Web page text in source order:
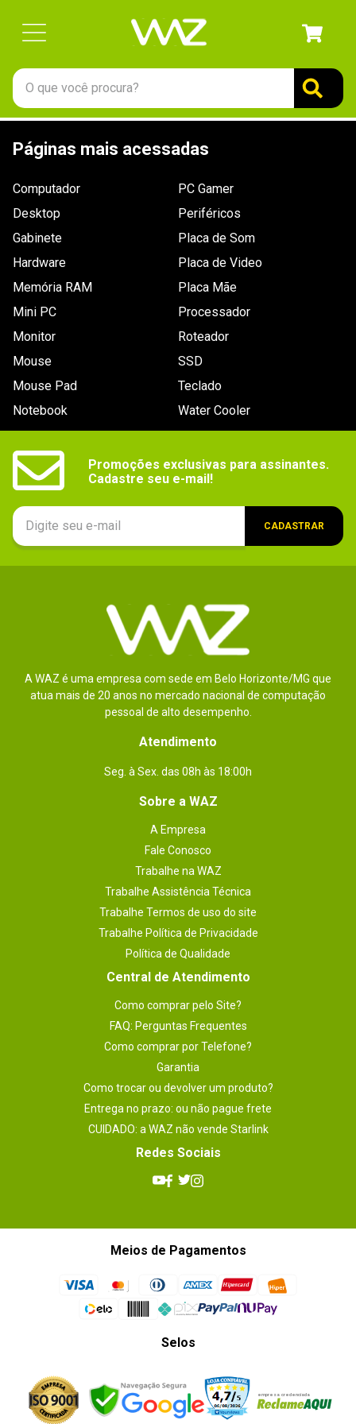
O que você procura?
Páginas mais acessadas
Computador
Desktop
Gabinete
Hardware
Memória RAM
Mini PC
Monitor
Mouse
Mouse Pad
Notebook
PC Gamer
Periféricos
Placa de Som
Placa de Video
Placa Mãe
Processador
Roteador
SSD
Teclado
Water Cooler
Promoções exclusivas para assinantes.
Cadastre seu e-mail!
CADASTRAR
A WAZ é uma empresa com sede em Belo Horizonte/MG que
atua mais de 20 anos no mercado nacional de computação
pessoal de alto desempenho.
Atendimento
Seg. à Sex. das 08h às 18:00h
Sobre a WAZ
A Empresa
Fale Conosco
Trabalhe na WAZ
Trabalhe Assistência Técnica
Trabalhe Termos de uso do site
Trabalhe Política de Privacidade
Política de Qualidade
Central de Atendimento
Como comprar pelo Site?
FAQ: Perguntas Frequentes
Como comprar por Telefone?
Garantia
Como trocar ou devolver um produto?
Entrega no prazo: ou não pague frete
CUIDADO: a WAZ não vende Starlink
Redes Sociais
Meios de Pagamentos
Selos
1º
gabinete
teclado
ssd
openbox
jonsbo
mouse
controle